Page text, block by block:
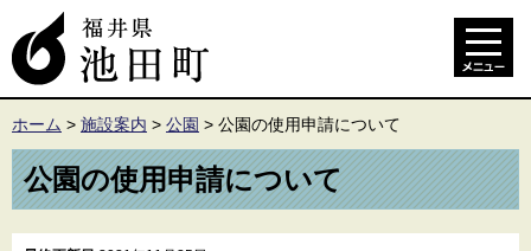
ホーム > 施設案内 > 公園 > 公園の使用申請について
公園の使用申請について